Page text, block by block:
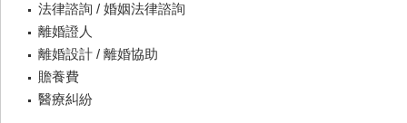
法律諮詢 / 婚姻法律諮詢
離婚證人
離婚設計 / 離婚協助
贍養費
醫療糾紛